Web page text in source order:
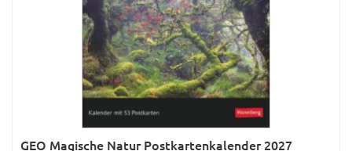
GEO Magische Natur Postkartenkalender 2027